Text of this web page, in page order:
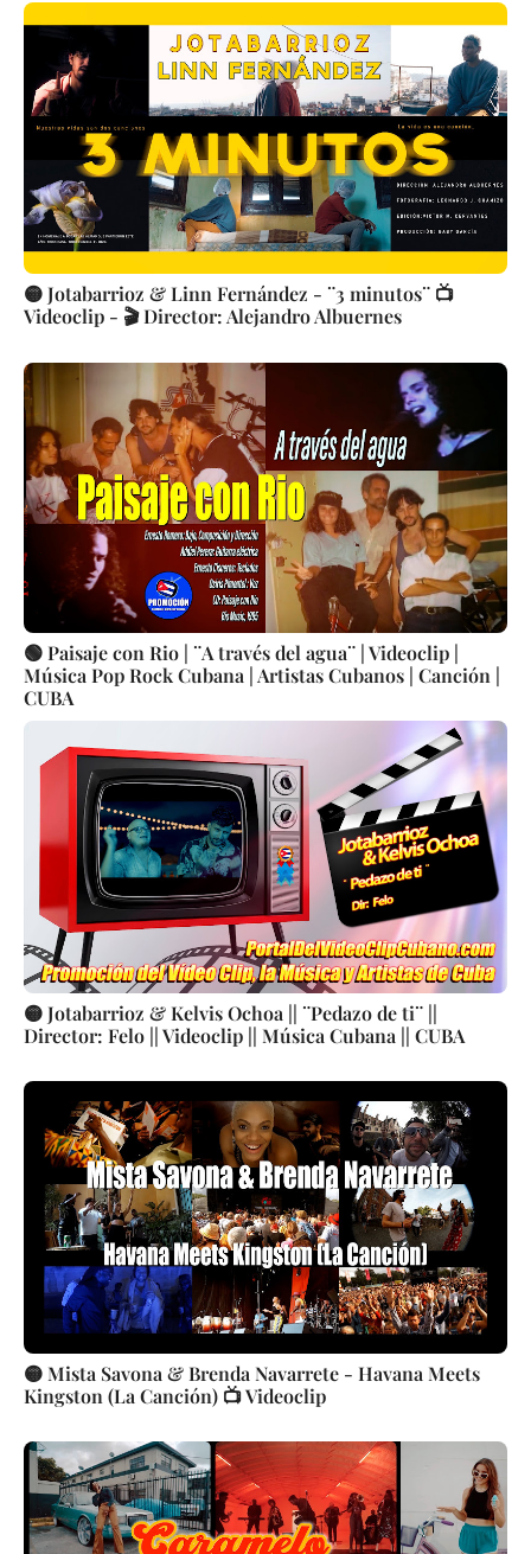
🟡 Jotabarrioz & Linn Fernández - ¨3 minutos¨ 📺
Videoclip - 🎬 Director: Alejandro Albuernes
🟢 Paisaje con Rio | ¨A través del agua¨ | Videoclip |
Música Pop Rock Cubana | Artistas Cubanos | Canción |
CUBA
🟡 Jotabarrioz & Kelvis Ochoa || ¨Pedazo de ti¨ ||
Director: Felo || Videoclip || Música Cubana || CUBA
🟡 Mista Savona & Brenda Navarrete - Havana Meets
Kingston (La Canción) 📺 Videoclip